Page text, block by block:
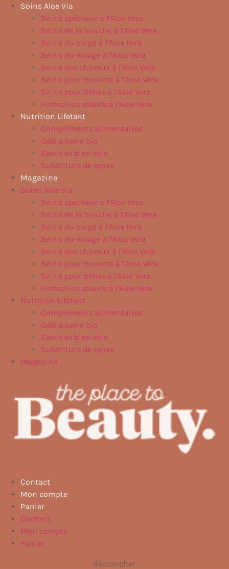
Aller
Soins Aloe Via
Soins spéciaux à l’Aloe Vera
Soins de la bouche à l’Aloe Vera
Soins du corps à l’Aloe Vera
Soins du visage à l’Aloe Vera
Soins des cheveux à l’Aloe Vera
Soins pour homme à l’Aloe Vera
Soins pour bébés à l’Aloe Vera
Protection solaire à l’Aloe Vera
Nutrition Lifetakt
Compléments alimentaires
Gels à boire bio
Santé et bien-être
Substituts de repas
Magazine
Soins Aloe Via
Soins spéciaux à l’Aloe Vera
Soins de la bouche à l’Aloe Vera
Soins du corps à l’Aloe Vera
Soins du visage à l’Aloe Vera
Soins des cheveux à l’Aloe Vera
Soins pour homme à l’Aloe Vera
Soins pour bébés à l’Aloe Vera
Protection solaire à l’Aloe Vera
Nutrition Lifetakt
Compléments alimentaires
Gels à boire bio
Santé et bien-être
Substituts de repas
Magazine
Contact
Mon compte
Panier
Contact
Mon compte
Panier
Rechercher